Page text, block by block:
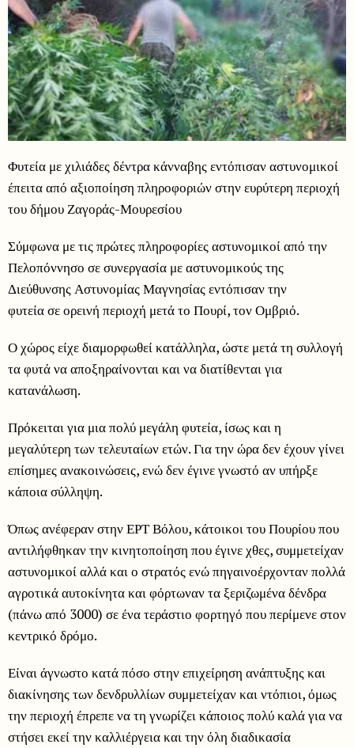
Φυτεία με χιλιάδες δέντρα κάνναβης εντόπισαν αστυνομικοί
έπειτα από αξιοποίηση πληροφοριών στην ευρύτερη περιοχή
του δήμου Ζαγοράς-Μουρεσίου
Σύμφωνα με τις πρώτες πληροφορίες αστυνομικοί από την
Πελοπόννησο σε συνεργασία με αστυνομικούς της
Διεύθυνσης Αστυνομίας Μαγνησίας εντόπισαν την
φυτεία σε ορεινή περιοχή μετά το Πουρί, τον Ομβριό.
Ο χώρος είχε διαμορφωθεί κατάλληλα, ώστε μετά τη συλλογή
τα φυτά να αποξηραίνονται και να διατίθενται για
κατανάλωση.
Πρόκειται για μια πολύ μεγάλη φυτεία, ίσως και η
μεγαλύτερη των τελευταίων ετών. Για την ώρα δεν έχουν γίνει
επίσημες ανακοινώσεις, ενώ δεν έγινε γνωστό αν υπήρξε
κάποια σύλληψη.
Όπως ανέφεραν στην ΕΡΤ Βόλου, κάτοικοι του Πουρίου που
αντιλήφθηκαν την κινητοποίηση που έγινε χθες, συμμετείχαν
αστυνομικοί αλλά και ο στρατός ενώ πηγαινοέρχονταν πολλά
αγροτικά αυτοκίνητα και φόρτωναν τα ξεριζωμένα δένδρα
(πάνω από 3000) σε ένα τεράστιο φορτηγό που περίμενε στον
κεντρικό δρόμο.
Είναι άγνωστο κατά πόσο στην επιχείρηση ανάπτυξης και
διακίνησης των δενδρυλλίων συμμετείχαν και ντόπιοι, όμως
την περιοχή έπρεπε να τη γνωρίζει κάποιος πολύ καλά για να
στήσει εκεί την καλλιέργεια και την όλη διαδικασία